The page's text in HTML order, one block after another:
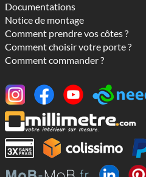
Documentations
Notice de montage
Comment prendre vos côtes ?
Comment choisir votre porte ?
Comment commander ?